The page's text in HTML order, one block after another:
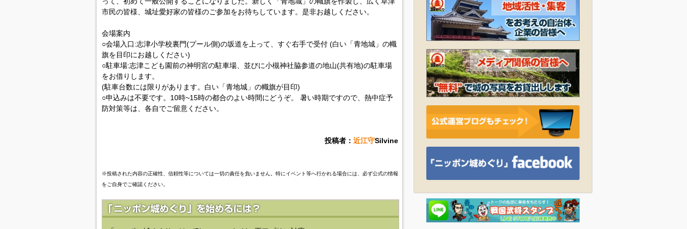
市民の皆様、城址愛好家の皆様のご参加をお待ちしています。是非お越しください。
会場案内
○会場入口:志津小学校裏門(プール側)の坂道を上って、すぐ右手で受付 (白い「青地城」の幟
旗を目印にお越しください)
○駐車場:志津こども園前の神明宮の駐車場、並びに小槻神社脇参道の地山(共有地)の駐車場
をお借りします。
(駐車台数には限りがあります。白い「青地城」の幟旗が目印)
○申込みは不要です。10時~15時の都合のよい時間にどうぞ。 暑い時期ですので、熱中症予
防対策等は、各自でご留意ください。
投稿者： 近江守Silvine
※投稿された内容の正確性、信頼性等については一切の責任を負いません。特にイベント等へ行かれる場合には、必ず公式の情報
をご自身でご確認ください。